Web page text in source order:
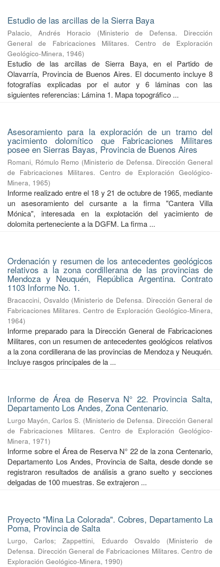
Estudio de las arcillas de la Sierra Baya
Palacio, Andrés Horacio (Ministerio de Defensa. Dirección
General de Fabricaciones Militares. Centro de Exploración
Geológico-Minera, 1946)
Estudio de las arcillas de Sierra Baya, en el Partido de
Olavarría, Provincia de Buenos Aires. El documento incluye 8
fotografías explicadas por el autor y 6 láminas con las
siguientes referencias: Lámina 1. Mapa topográfico ...
Asesoramiento para la exploración de un tramo del
yacimiento dolomítico que Fabricaciones Militares
posee en Sierras Bayas, Provincia de Buenos Aires
Romani, Rómulo Remo (Ministerio de Defensa. Dirección General
de Fabricaciones Militares. Centro de Exploración Geológico-
Minera, 1965)
Informe realizado entre el 18 y 21 de octubre de 1965, mediante
un asesoramiento del cursante a la firma "Cantera Villa
Mónica", interesada en la explotación del yacimiento de
dolomita perteneciente a la DGFM. La firma ...
Ordenación y resumen de los antecedentes geológicos
relativos a la zona cordillerana de las provincias de
Mendoza y Neuquén, República Argentina. Contrato
1103 Informe No. 1.
Bracaccini, Osvaldo (Ministerio de Defensa. Dirección General de
Fabricaciones Militares. Centro de Exploración Geológico-Minera,
1964)
Informe preparado para la Dirección General de Fabricaciones
Militares, con un resumen de antecedentes geológicos relativos
a la zona cordillerana de las provincias de Mendoza y Neuquén.
Incluye rasgos principales de la ...
Informe de Área de Reserva N° 22. Provincia Salta,
Departamento Los Andes, Zona Centenario.
Lurgo Mayón, Carlos S. (Ministerio de Defensa. Dirección General
de Fabricaciones Militares. Centro de Exploración Geológico-
Minera, 1971)
Informe sobre el Área de Reserva N° 22 de la zona Centenario,
Departamento Los Andes, Provincia de Salta, desde donde se
registraron resultados de análisis a grano suelto y secciones
delgadas de 100 muestras. Se extrajeron ...
Proyecto "Mina La Colorada". Cobres, Departamento La
Poma, Provincia de Salta
Lurgo, Carlos;Zappettini, Eduardo Osvaldo (Ministerio de
Defensa. Dirección General de Fabricaciones Militares. Centro de
Exploración Geológico-Minera, 1990)